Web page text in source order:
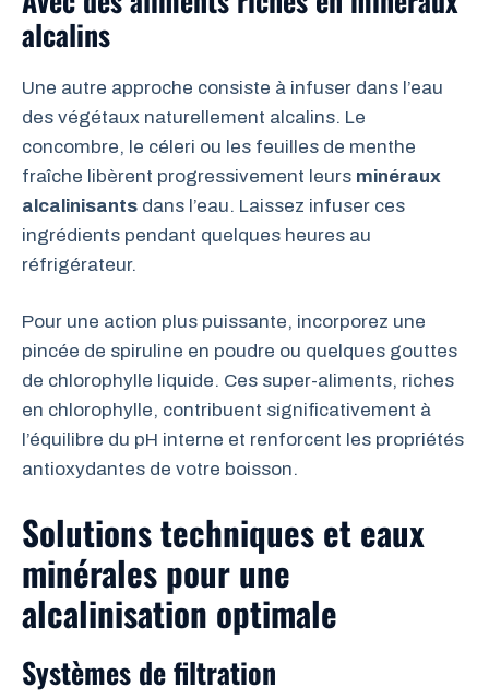
alcalins
Une autre approche consiste à infuser dans l’eau
des végétaux naturellement alcalins. Le
concombre, le céleri ou les feuilles de menthe
fraîche libèrent progressivement leurs minéraux
alcalinisants dans l’eau. Laissez infuser ces
ingrédients pendant quelques heures au
réfrigérateur.
Pour une action plus puissante, incorporez une
pincée de spiruline en poudre ou quelques gouttes
de chlorophylle liquide. Ces super-aliments, riches
en chlorophylle, contribuent significativement à
l’équilibre du pH interne et renforcent les propriétés
antioxydantes de votre boisson.
Solutions techniques et eaux
minérales pour une
alcalinisation optimale
Systèmes de filtration